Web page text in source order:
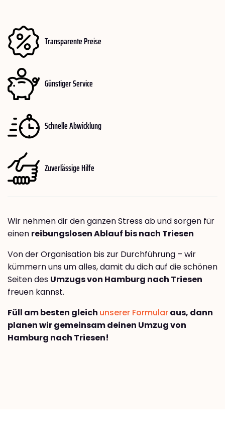
Transparente Preise
Günstiger Service
Schnelle Abwicklung
Zuverlässige Hilfe
Wir nehmen dir den ganzen Stress ab und sorgen für
einen reibungslosen Ablauf bis nach Triesen
Von der Organisation bis zur Durchführung – wir
kümmern uns um alles, damit du dich auf die schönen
Seiten des Umzugs von Hamburg nach Triesen
freuen kannst.
Füll am besten gleich unserer Formularaus, dann
planen wir gemeinsam deinen Umzug von
Hamburg nach Triesen!